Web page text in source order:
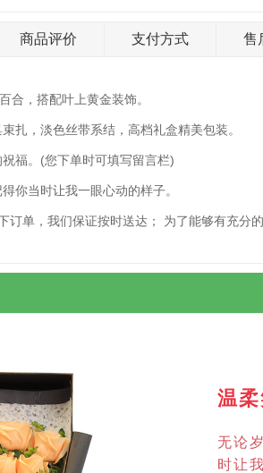
商品评价 支付方式 售
合，搭配叶上黄金装饰。
扎，淡色丝带系结，高档礼盒精美包装。
福。(您下单时可填写留言栏)
你当时让我一眼心动的样子。
订单，我们保证按时送达； 为了能够有充分
温
无论
时让